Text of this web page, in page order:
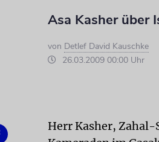
Asa Kasher über
von Detlef David Kauschke
26.03.2009 00:00 Uhr
Herr Kasher, Zahal-